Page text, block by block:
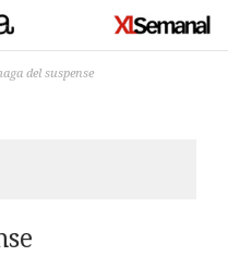
del suspense